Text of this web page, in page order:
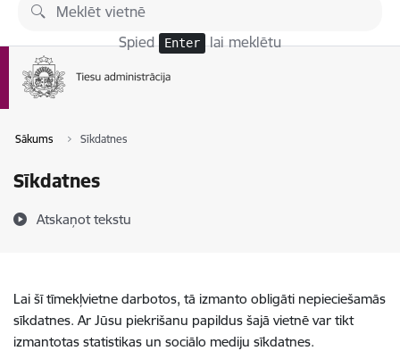
Pāriet uz lapas saturu
Spied Enter lai meklētu
Sākums Sīkdatnes
Sīkdatnes
Atskaņot tekstu
Lai šī tīmekļvietne darbotos, tā izmanto obligāti nepieciešamās
sīkdatnes. Ar Jūsu piekrišanu papildus šajā vietnē var tikt
izmantotas statistikas un sociālo mediju sīkdatnes.